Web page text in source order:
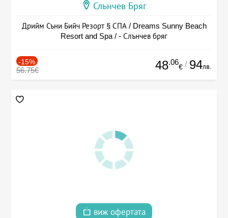
Слънчев Бряг
Дрийм Съни Бийч Резорт § СПА / Dreams Sunny Beach
Resort and Spa / - Слънчев бряг
-15%
56.75€ 48.06
€ / 94лв.
виж офертата